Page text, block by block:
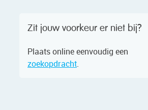
Zit jouw voorkeur er niet bij?
Plaats online eenvoudig een
zoekopdracht.